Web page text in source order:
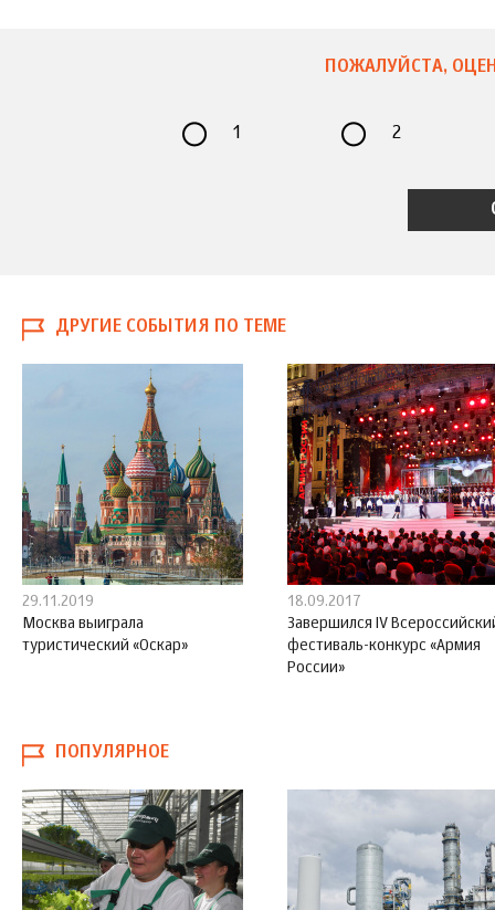
ПОЖАЛУЙСТА,
1 2
ДРУГИЕ СОБЫТИЯ ПО ТЕМЕ
29.11.2019
Москва выиграла
туристический «Оскар»
18.09.2017
Завершился IV
фестиваль-конкурс «Армия
России»
ПОПУЛЯРНОЕ